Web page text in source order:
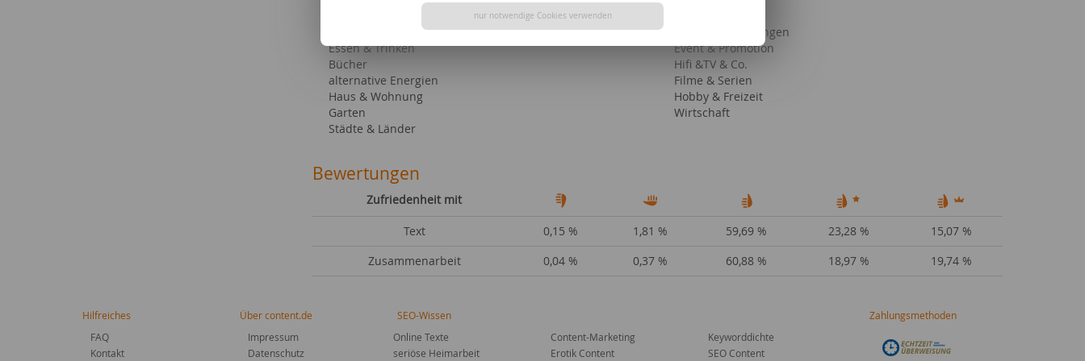
nur notwendige Cookies verwenden
Essen & Trinken
Bücher
alternative Energien
Haus & Wohnung
Garten
Städte & Länder
Großveranstaltungen
Event & Promotion
Hifi &TV & Co.
Filme & Serien
Hobby & Freizeit
Wirtschaft
Bewertungen
Zufriedenheit mit
Text 0,15 % 1,81 % 59,69 % 23,28 %
15,07 %
Zusammenarbeit
0,04 % 0,37 % 60,88 % 18,97 % 19,74 %
Hilfreiches
FAQ
Kontakt
Über content.de
Impressum
Datenschutz
SEO-Wissen
Online Texte
seriöse Heimarbeit
Content-Marketing
Erotik Content
Keyworddichte
SEO Content
Zahlungsmethoden